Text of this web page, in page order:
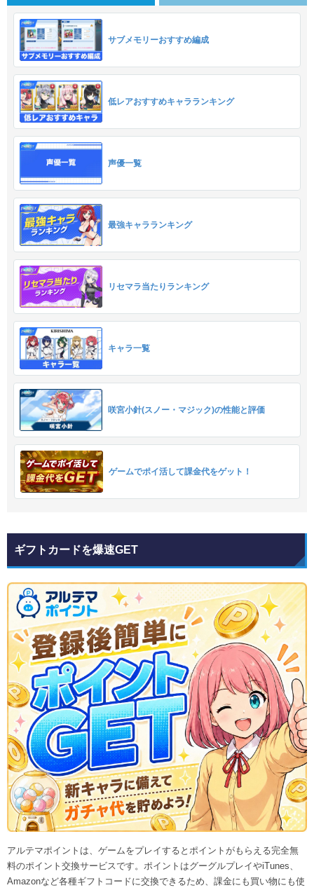
サブメモリーおすすめ編成
低レアおすすめキャラランキング
声優一覧
最強キャラランキング
リセマラ当たりランキング
キャラ一覧
咲宮小針(スノー・マジック)の性能と評価
ゲームでポイ活して課金代をゲット！
ギフトカードを爆速GET
アルテマポイントは、ゲームをプレイするとポイントがもらえる完全無
料のポイント交換サービスです。ポイントはグーグルプレイやiTunes、
Amazonなど各種ギフトコードに交換できるため、課金にも買い物にも使